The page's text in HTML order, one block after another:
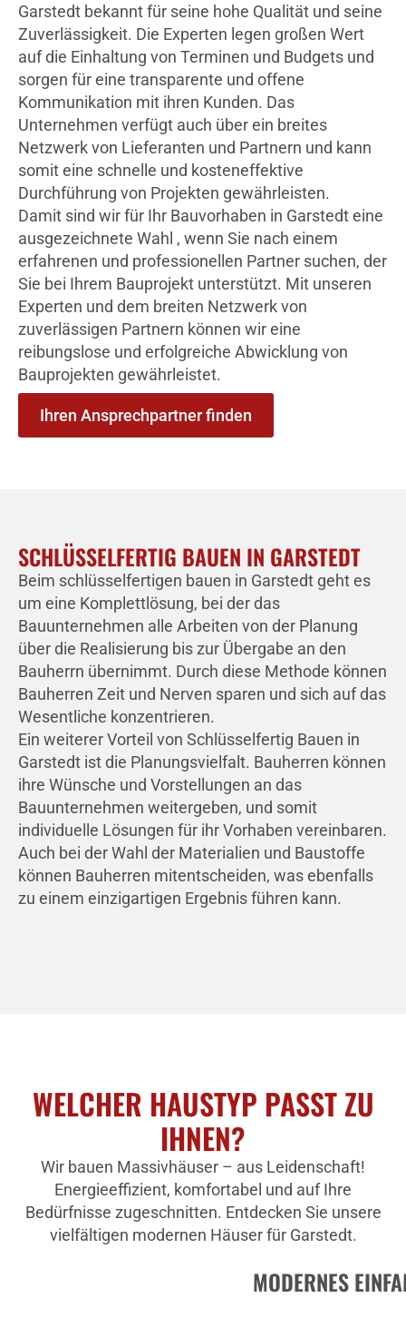
Garstedt bekannt für seine hohe Qualität und seine
Zuverlässigkeit. Die Experten legen großen Wert
auf die Einhaltung von Terminen und Budgets und
sorgen für eine transparente und offene
Kommunikation mit ihren Kunden. Das
Unternehmen verfügt auch über ein breites
Netzwerk von Lieferanten und Partnern und kann
somit eine schnelle und kosteneffektive
Durchführung von Projekten gewährleisten.
Damit sind wir für Ihr Bauvorhaben in Garstedt eine
ausgezeichnete Wahl , wenn Sie nach einem
erfahrenen und professionellen Partner suchen, der
Sie bei Ihrem Bauprojekt unterstützt. Mit unseren
Experten und dem breiten Netzwerk von
zuverlässigen Partnern können wir eine
reibungslose und erfolgreiche Abwicklung von
Bauprojekten gewährleistet.
Ihren Ansprechpartner finden
SCHLÜSSELFERTIG BAUEN IN GARSTEDT
Beim schlüsselfertigen bauen in Garstedt geht es
um eine Komplettlösung, bei der das
Bauunternehmen alle Arbeiten von der Planung
über die Realisierung bis zur Übergabe an den
Bauherrn übernimmt. Durch diese Methode können
Bauherren Zeit und Nerven sparen und sich auf das
Wesentliche konzentrieren.
Ein weiterer Vorteil von Schlüsselfertig Bauen in
Garstedt ist die Planungsvielfalt. Bauherren können
ihre Wünsche und Vorstellungen an das
Bauunternehmen weitergeben, und somit
individuelle Lösungen für ihr Vorhaben vereinbaren.
Auch bei der Wahl der Materialien und Baustoffe
können Bauherren mitentscheiden, was ebenfalls
zu einem einzigartigen Ergebnis führen kann.
WELCHER HAUSTYP PASST ZU
IHNEN?
Wir bauen Massivhäuser – aus Leidenschaft!
Energieeffizient, komfortabel und auf Ihre
Bedürfnisse zugeschnitten. Entdecken Sie unsere
vielfältigen modernen Häuser für Garstedt.
MODERNES